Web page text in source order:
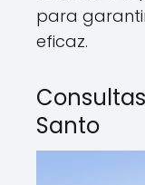
para
eficaz.
Santo